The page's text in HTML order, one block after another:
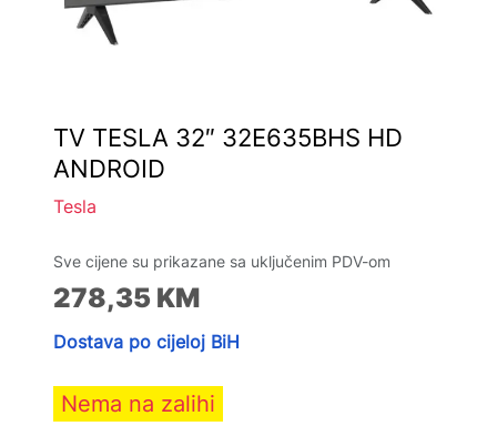
TV TESLA 32″ 32E635BHS HD
ANDROID
Tesla
Sve cijene su prikazane sa uključenim PDV-om
278,35 KM
Dostava po cijeloj BiH
Nema na zalihi